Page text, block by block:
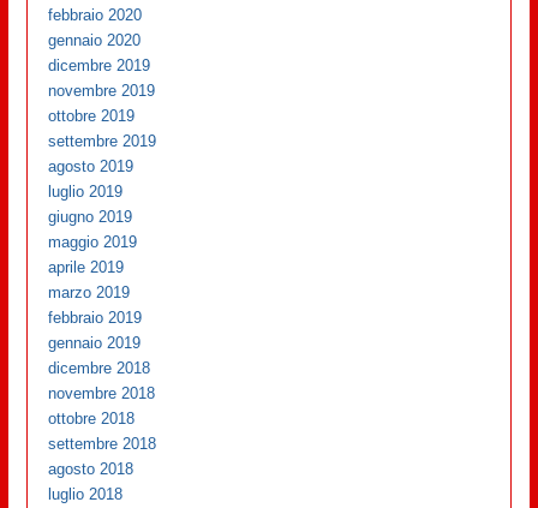
febbraio 2020
gennaio 2020
dicembre 2019
novembre 2019
ottobre 2019
settembre 2019
agosto 2019
luglio 2019
giugno 2019
maggio 2019
aprile 2019
marzo 2019
febbraio 2019
gennaio 2019
dicembre 2018
novembre 2018
ottobre 2018
settembre 2018
agosto 2018
luglio 2018